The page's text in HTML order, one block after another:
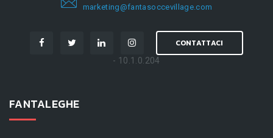
marketing@fantasoccevillage.com
CONTATTACI
- 10.1.0.204
FANTALEGHE